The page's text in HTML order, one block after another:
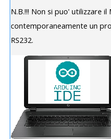
N.B.!!! Non si puo' utilizzare
contemporaneamente un
RS232.